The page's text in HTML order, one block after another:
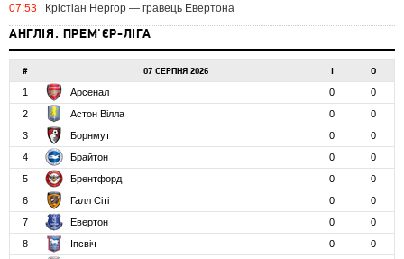
07:53 Крістіан Нергор — гравець Евертона
АНГЛІЯ. ПРЕМ'ЄР-ЛІГА
# 07 СЕРПНЯ 2026 І О
1 Арсенал 0
0
2
Астон Вілла 0
0
3
Борнмут 0
0
4
Брайтон 0
0
5
Брентфорд 0
0
6
Галл Сіті 0
0
7
Евертон 0
0
8
Іпсвіч 0
0